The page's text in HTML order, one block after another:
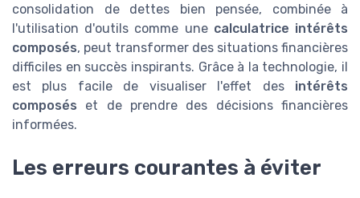
consolidation de dettes bien pensée, combinée à
l'utilisation d'outils comme une calculatrice intérêts
composés, peut transformer des situations financières
difficiles en succès inspirants. Grâce à la technologie, il
est plus facile de visualiser l'effet des intérêts
composés et de prendre des décisions financières
informées.
Les erreurs courantes à éviter